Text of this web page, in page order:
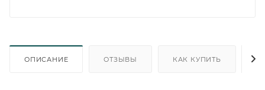
ОПИСАНИЕ ОТЗЫВЫ КАК КУПИТЬ